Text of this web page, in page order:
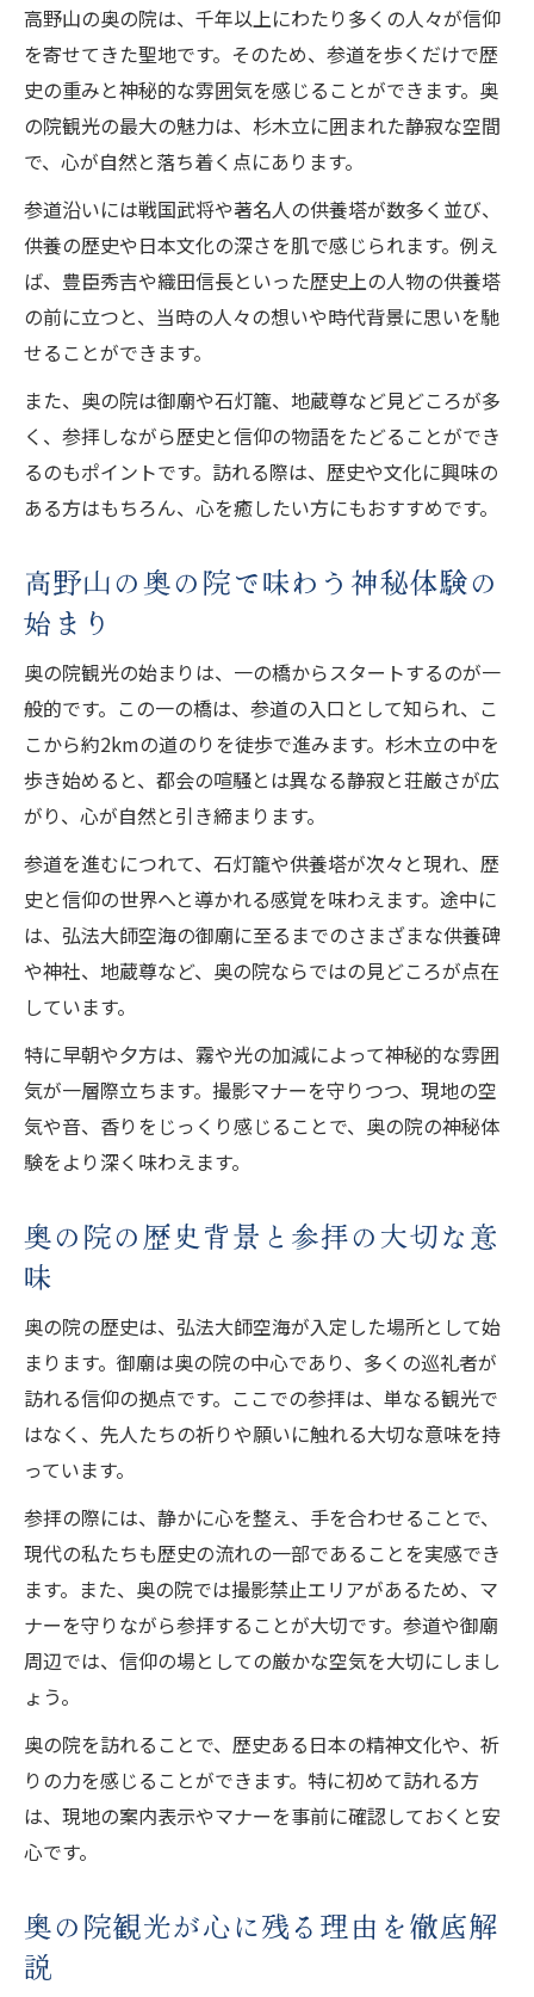
奥の院観光で癒される参道の歩き方とは
歴史ファン必見の奥の院見どころ解説
奥の院観光で見逃せない歴史的見どころ
戦国武将の供養塔が語る奥の院の物語
奥の院で注目したい歴史ファン向けスポッ
ト
奥の院観光に役立つ見どころマップ活用術
奥の院の歴史ある石碑・燈籠の魅力を探る
奥の院の参拝ルートとおすすめの歩き方
奥の院観光で快適に歩くためのヒント
奥の院参拝ルールと混雑時の対策ポイント
静寂漂う奥の院を写真で残すコツと注意点
奥の院の静寂を写真で美しく残すヒント
奥の院観光で撮影禁止エリアに気をつける
奥の院の神秘的な風景を写真で残す極意
奥の院観光でSNS映えを狙う撮影の工夫
一の橋から始まる奥の院巡り体験談
奥の院観光は一の橋から特別な体験が始ま
る
一の橋から奥の院への参道で感じる歴史
奥の院観光の魅力を体感した実際のルート
紹介
一の橋スタートで奥の院を深く味わうコツ
奥の院観光の歴史巡りを体験談でわかりや
すく
高野山の奥の院は、千年以上にわたり多くの人々が信仰
を寄せてきた聖地です。そのため、参道を歩くだけで歴
史の重みと神秘的な雰囲気を感じることができます。奥
の院観光の最大の魅力は、杉木立に囲まれた静寂な空間
で、心が自然と落ち着く点にあります。
参道沿いには戦国武将や著名人の供養塔が数多く並び、
供養の歴史や日本文化の深さを肌で感じられます。例え
ば、豊臣秀吉や織田信長といった歴史上の人物の供養塔
の前に立つと、当時の人々の想いや時代背景に思いを馳
せることができます。
また、奥の院は御廟や石灯籠、地蔵尊など見どころが多
く、参拝しながら歴史と信仰の物語をたどることができ
るのもポイントです。訪れる際は、歴史や文化に興味の
ある方はもちろん、心を癒したい方にもおすすめです。
高野山の奥の院で味わう神秘体験の
始まり
奥の院観光の始まりは、一の橋からスタートするのが一
般的です。この一の橋は、参道の入口として知られ、こ
こから約2kmの道のりを徒歩で進みます。杉木立の中を
歩き始めると、都会の喧騒とは異なる静寂と荘厳さが広
がり、心が自然と引き締まります。
参道を進むにつれて、石灯籠や供養塔が次々と現れ、歴
史と信仰の世界へと導かれる感覚を味わえます。途中に
は、弘法大師空海の御廟に至るまでのさまざまな供養碑
や神社、地蔵尊など、奥の院ならではの見どころが点在
しています。
特に早朝や夕方は、霧や光の加減によって神秘的な雰囲
気が一層際立ちます。撮影マナーを守りつつ、現地の空
気や音、香りをじっくり感じることで、奥の院の神秘体
験をより深く味わえます。
奥の院の歴史背景と参拝の大切な意
味
奥の院の歴史は、弘法大師空海が入定した場所として始
まります。御廟は奥の院の中心であり、多くの巡礼者が
訪れる信仰の拠点です。ここでの参拝は、単なる観光で
はなく、先人たちの祈りや願いに触れる大切な意味を持
っています。
参拝の際には、静かに心を整え、手を合わせることで、
現代の私たちも歴史の流れの一部であることを実感でき
ます。また、奥の院では撮影禁止エリアがあるため、マ
ナーを守りながら参拝することが大切です。参道や御廟
周辺では、信仰の場としての厳かな空気を大切にしまし
ょう。
奥の院を訪れることで、歴史ある日本の精神文化や、祈
りの力を感じることができます。特に初めて訪れる方
は、現地の案内表示やマナーを事前に確認しておくと安
心です。
奥の院観光が心に残る理由を徹底解
説